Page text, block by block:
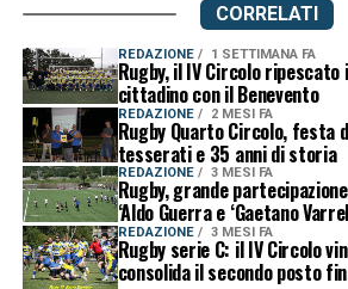
CORRELATI
REDAZIONE 1 SETTIMANA FA
Rugby, il IV Circolo
cittadino con il Benevento
REDAZIONE 2 MESI FA
Rugby Quarto Circolo, festa
tesserati e 35 anni di storia
REDAZIONE 3 MESI FA
Rugby, grande
‘Aldo Guerra e ‘Gaetano
REDAZIONE 3 MESI FA
Rugby serie C: il IV Circolo
consolida il secondo posto